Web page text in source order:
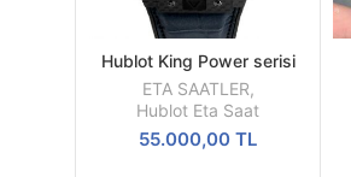
SEPETE
EKLE
Hublot King Power serisi
731.QX.1190.GR.ABB12
Gerçek Karbon FiberKasa
ETA SAATLER,
Hublot Eta Saat
55.000,00TL